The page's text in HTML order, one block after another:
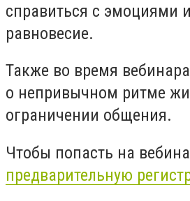
справиться с эмоциями
равновесие.
Также во время
о непривычном ритме
ограничении общения.
Чтобы попасть на
предварительную